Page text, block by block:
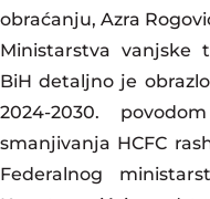
obraćanju, Azra
Ministarstva vanjske
BiH detaljno je
2024-2030.
smanjivanja HCFC
Federalnog